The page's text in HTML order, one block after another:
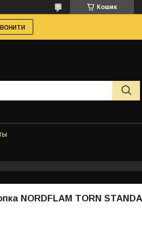
Кошик
NORDFLAM TORN